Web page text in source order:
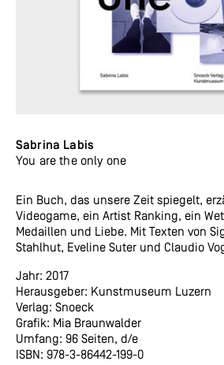
Sabrina Labis
You are the only one
Ein Buch, das unsere Zeit spiegelt,
Videogame, ein Artist Ranking, ein
Medaillen und Liebe. Mit Texten von
Stahlhut, Eveline Suter und Claudio
Jahr: 2017
Herausgeber: Kunstmuseum Luzern
Verlag: Snoeck
Grafik: Mia Braunwalder
Umfang: 96 Seiten, d/e
ISBN: 978-3-86442-199-0